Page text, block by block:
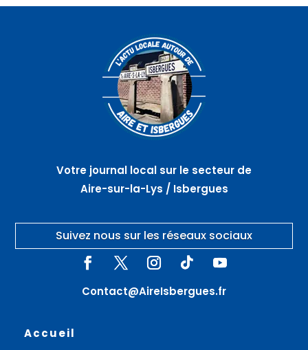
Votre journal local sur le secteur de
Aire-sur-la-Lys / Isbergues
Suivez nous sur les réseaux sociaux
Contact@AireIsbergues.fr
Accueil